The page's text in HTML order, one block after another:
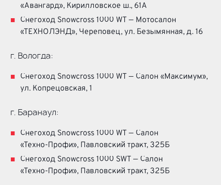
«Авангард», Кирилловское ш., 61А
Снегоход Snowcross 1000 WT — Мотосалон
«ТЕХНОЛЭНД», Череповец, ул. Безымянная, д. 16
г. Вологда:
Снегоход Snowcross 1000 WT — Салон «Максимум»,
ул. Копрецовская, 1
г. Баранаул:
Снегоход Snowcross 1000 WT — Салон
«Техно-Профи», Павловский тракт, 325Б
Снегоход Snowcross 1000 SWT — Салон
«Техно-Профи», Павловский тракт, 325Б